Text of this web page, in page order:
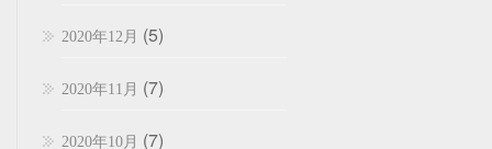
2020年12月 (5)
2020年11月 (7)
2020年10月 (7)